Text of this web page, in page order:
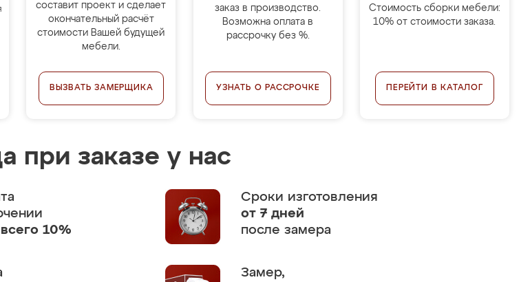
составит проект и сделает
окончательный расчёт
стоимости Вашей будущей
мебели.
ВЫЗВАТЬ ЗАМЕРЩИКА
заказ в производство.
Возможна оплата в
рассрочку без %.
УЗНАТЬ О РАССРОЧКЕ
Стоимость сборки мебели:
10% от стоимости заказа.
ПЕРЕЙТИ В КАТАЛОГ
при заказе у нас
всего 10%
Сроки изготовления
от 7 дней
после замера
Замер,